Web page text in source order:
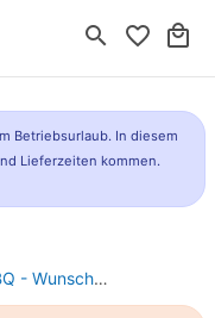
search favorite_border local_mall
Betriebsurlaub. In diesem
Lieferzeiten kommen.
Werbebanner BBQ - Wunschgröße